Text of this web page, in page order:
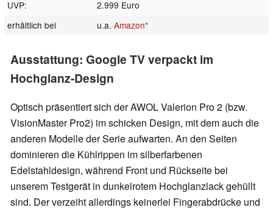
UVP:
2.999 Euro
erhältlich bei
u.a.Amazon
Ausstattung: Google TV verpackt im
Hochglanz-Design
Optisch präsentiert sich der AWOL Valerion Pro 2 (bzw.
VisionMaster Pro2) im schicken Design, mit dem auch die
anderen Modelle der Serie aufwarten. An den Seiten
dominieren die Kühlrippen im silberfarbenen
Edelstahldesign, während Front und Rückseite bei
unserem Testgerät in dunkelrotem Hochglanzlack gehüllt
sind. Der verzeiht allerdings keinerlei Fingerabdrücke und